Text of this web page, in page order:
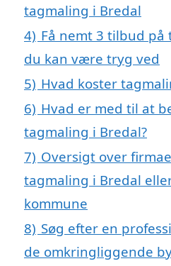
tagmaling i Bredal
4) Få nemt 3 tilbud på
du kan være tryg ved
5) Hvad koster
6) Hvad er med til at
tagmaling i Bredal?
7) Oversigt over
tagmaling i Bredal
kommune
8) Søg efter en
de omkringliggende